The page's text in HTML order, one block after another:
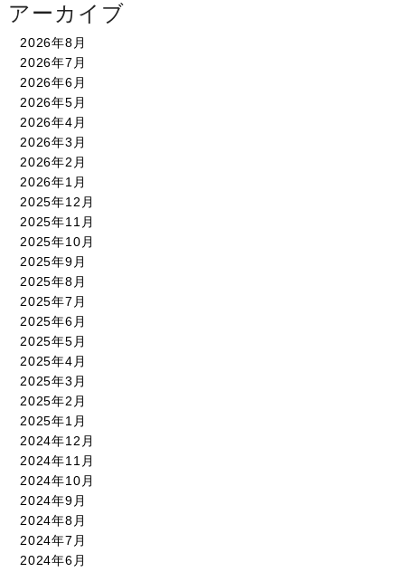
アーカイブ
2026年8月
2026年7月
2026年6月
2026年5月
2026年4月
2026年3月
2026年2月
2026年1月
2025年12月
2025年11月
2025年10月
2025年9月
2025年8月
2025年7月
2025年6月
2025年5月
2025年4月
2025年3月
2025年2月
2025年1月
2024年12月
2024年11月
2024年10月
2024年9月
2024年8月
2024年7月
2024年6月